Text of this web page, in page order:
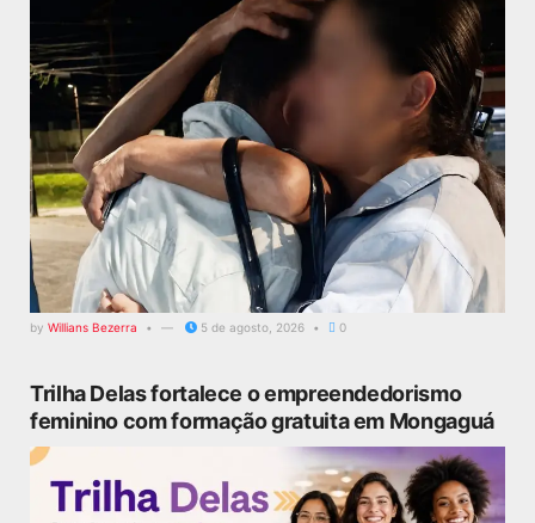
by Willians Bezerra 5 de agosto, 2026 0
Trilha Delas fortalece o empreendedorismo
feminino com formação gratuita em Mongaguá